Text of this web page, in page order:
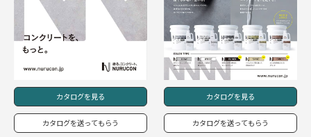
カタログを見る
カタログを送ってもらう
カタログを見る
カタログを送ってもらう